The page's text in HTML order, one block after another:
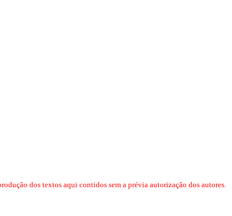
dos textos aqui contidos sem a prévia autorização dos autores.